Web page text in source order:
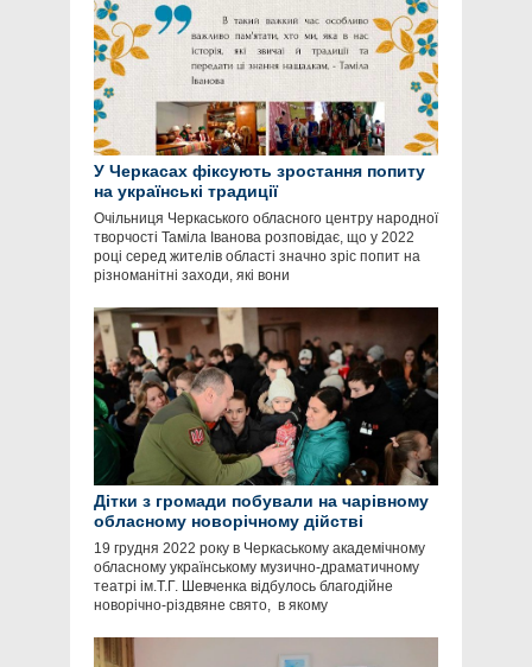
У Черкасах фіксують зростання попиту
на українські традиції
Очільниця Черкаського обласного центру народної
творчості Таміла Іванова розповідає, що у 2022
році серед жителів області значно зріс попит на
різноманітні заходи, які вони
Дітки з громади побували на чарівному
обласному новорічному дійстві
19 грудня 2022 року в Черкаському академічному
обласному українському музично-драматичному
театрі ім.Т.Г. Шевченка відбулось благодійне
новорічно-різдвяне свято, в якому